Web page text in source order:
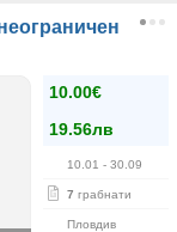
10.00€
19.56лв
10.01 - 30.09
7 грабнати
Пловдив